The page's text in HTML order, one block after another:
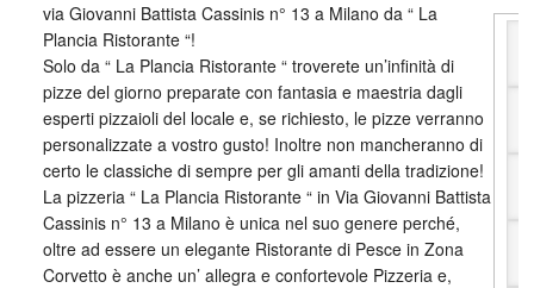
via Giovanni Battista Cassinis n° 13 a Milano da “ La
Plancia Ristorante “!
Solo da “ La Plancia Ristorante “ troverete un’infinità di
pizze del giorno preparate con fantasia e maestria dagli
esperti pizzaioli del locale e, se richiesto, le pizze verranno
personalizzate a vostro gusto! Inoltre non mancheranno di
certo le classiche di sempre per gli amanti della tradizione!
La pizzeria “ La Plancia Ristorante “ in Via Giovanni Battista
Cassinis n° 13 a Milano è unica nel suo genere perché,
oltre ad essere un elegante Ristorante di Pesce in Zona
Corvetto è anche un’ allegra e confortevole Pizzeria e,